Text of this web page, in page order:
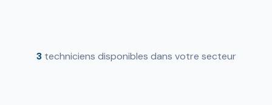
3techniciens disponibles dans votre secteur